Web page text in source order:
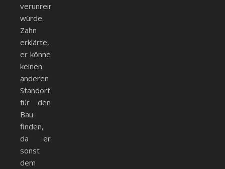
verunreinigt
würde.
Zahn
erklärte,
er könne
keinen
anderen
Standort
für den
Bau
finden,
da er
sonst
dem